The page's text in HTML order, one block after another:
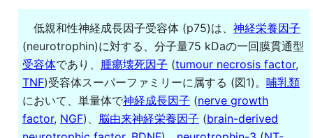
低親和性神経成長因子受容体 (p75)は、 神経栄養因子
(neurotrophin)に対する、分子量75 kDaの一回膜貫通型
受容体であり、 腫瘍壊死因子 (tumour necrosis factor,
TNF)受容体スーパーファミリーに属する (図1)。 哺乳類
において、単量体で神経成長因子 (nerve growth
factor, NGF)、 脳由来神経栄養因子 (brain-derived